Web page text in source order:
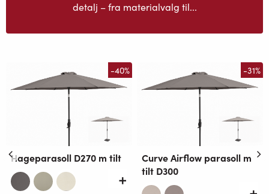
detalj – fra materialvalg til...
-40%
Hageparasoll D270 m tilt
-31%
Curve Airflow parasoll m
tilt D300